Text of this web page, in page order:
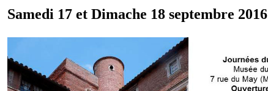
Samedi 17 et Dimache 18 septembre 2016